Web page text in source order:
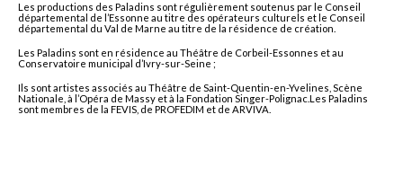
Les productions des Paladins sont régulièrement soutenus par le Conseil
départemental de l’Essonne au titre des opérateurs culturels et le Conseil
départemental du Val de Marne au titre de la résidence de création.
Les Paladins sont en résidence au Théâtre de Corbeil-Essonnes et au
Conservatoire municipal d’Ivry-sur-Seine ;
Ils sont artistes associés au Théâtre de Saint-Quentin-en-Yvelines, Scène
Nationale, à l’Opéra de Massy et à la Fondation Singer-Polignac.Les Paladins
sont membres de la FEVIS, de PROFEDIM et de ARVIVA.